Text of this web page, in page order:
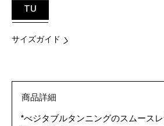
TU
サイズガイド
商品詳細
*べジタブルタンニングのスムース